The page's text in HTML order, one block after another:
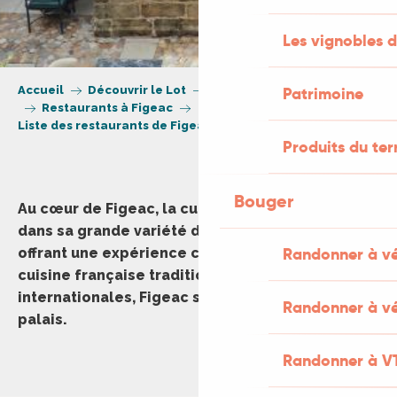
Les vignobles
Patrimoine
Produits du
Bouger
Randonner à
Randonner à
Randonner à
Accueil Découvrir le Lot Villes et Villages
Figeac
Restaurants à Figeac
Liste des restaurants de Figeac
Au cœur de Figeac, la culture culinaire se reflète
dans sa grande variété de restaurants, chacun
offrant une expérience culinaire unique. De la
cuisine française traditionnelle aux saveurs
internationales, Figeac saura satisfaire tous les
palais.